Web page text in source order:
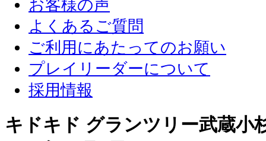
お客様の声
よくあるご質問
ご利用にあたってのお願い
プレイリーダーについて
採用情報
キドキド グランツリー武蔵